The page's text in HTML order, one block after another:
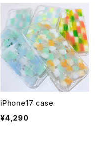
iPhone17 case
¥4,290